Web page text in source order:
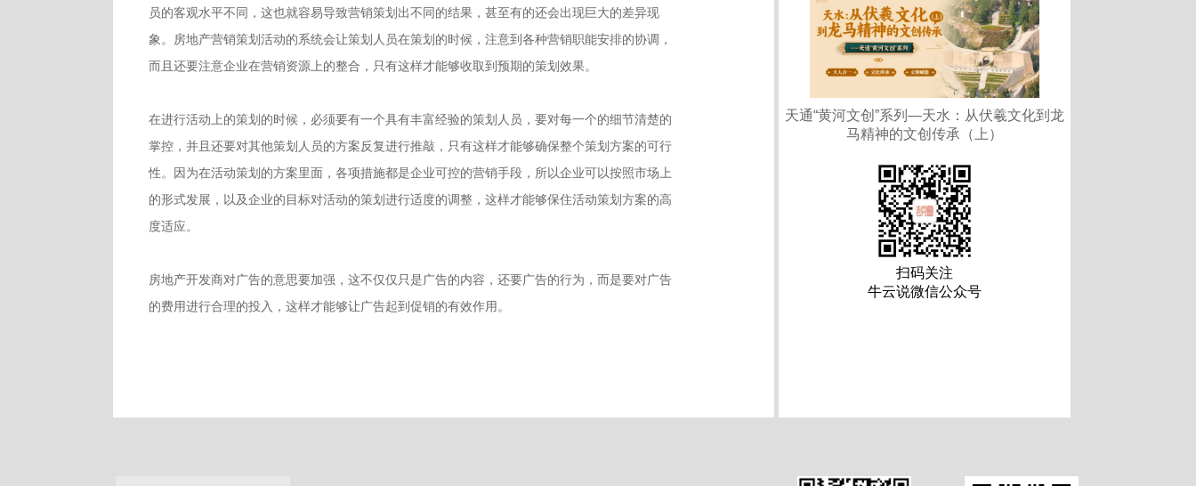
员的客观水平不同，这也就容易导致营销策划出不同的结果，甚至有的还会出现巨大的差异现
象。房地产营销策划活动的系统会让策划人员在策划的时候，注意到各种营销职能安排的协调，
而且还要注意企业在营销资源上的整合，只有这样才能够收取到预期的策划效果。
在进行活动上的策划的时候，必须要有一个具有丰富经验的策划人员，要对每一个的细节清楚的
掌控，并且还要对其他策划人员的方案反复进行推敲，只有这样才能够确保整个策划方案的可行
性。因为在活动策划的方案里面，各项措施都是企业可控的营销手段，所以企业可以按照市场上
的形式发展，以及企业的目标对活动的策划进行适度的调整，这样才能够保住活动策划方案的高
度适应。
房地产开发商对广告的意思要加强，这不仅仅只是广告的内容，还要广告的行为，而是要对广告
的费用进行合理的投入，这样才能够让广告起到促销的有效作用。
天通“黄河文创”系列—天水：从伏羲文化到龙
马精神的文创传承（上）
扫码关注
牛云说微信公众号